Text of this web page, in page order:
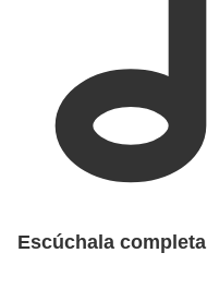
Escúchala completa